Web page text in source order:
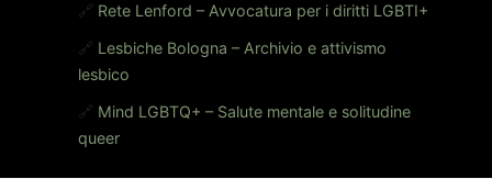
🔗 Rete Lenford – Avvocatura per i diritti LGBTI+
🔗 Lesbiche Bologna – Archivio e attivismo
lesbico
🔗 Mind LGBTQ+ – Salute mentale e solitudine
queer